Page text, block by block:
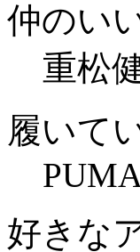
仲のい
重松
履いて
好きな